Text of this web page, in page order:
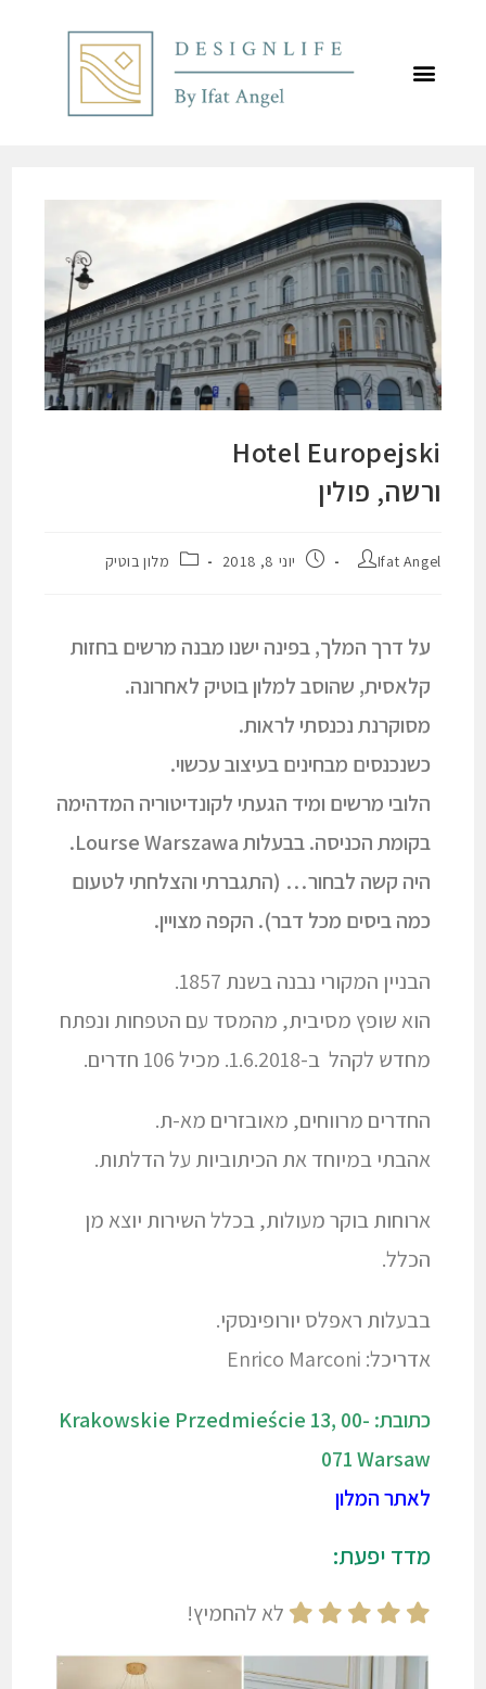
Hotel Europejski
ורשה, פולין
Ifat Angel יוני 8, 2018 מלון בוטיק
על דרך המלך, בפינה ישנו מבנה מרשים בחזות
קלאסית, שהוסב למלון בוטיק לאחרונה.
מסוקרנת נכנסתי לראות.
כשנכנסים מבחינים בעיצוב עכשוי.
הלובי מרשים ומיד הגעתי לקונדיטוריה המדהימה
בקומת הכניסה. בבעלות Lourse Warszawa.
היה קשה לבחור… (התגברתי והצלחתי לטעום
כמה ביסים מכל דבר). הקפה מצויין.
הבניין המקורי נבנה בשנת 1857.
הוא שופץ מסיבית, מהמסד עם הטפחות ונפתח
מחדש לקהל ב-1.6.2018. מכיל 106 חדרים.
החדרים מרווחים, מאובזרים מא-ת.
אהבתי במיוחד את הכיתוביות על הדלתות.
ארוחות בוקר מעולות, בכלל השירות יוצא מן
הכלל.
בבעלות ראפלס יורופינסקי.
אדריכל: Enrico Marconi
כתובת: Krakowskie Przedmieście 13, 00-
071 Warsaw
לאתר המלון
מדד יפעת:
לא להחמיץ!